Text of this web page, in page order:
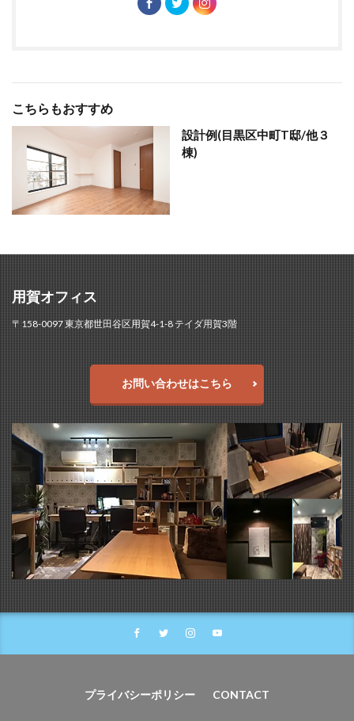
こちらもおすすめ
設計例(目黒区中町T邸/他３
棟)
用賀オフィス
〒158-0097 東京都世田谷区用賀4-1-8 テイダ用賀3階
お問い合わせはこちら
プライバシーポリシー CONTACT